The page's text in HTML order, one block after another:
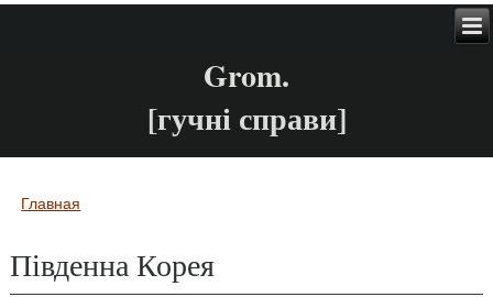
Grom.
[гучні справи]
Вы здесь
Главная
Південна Корея